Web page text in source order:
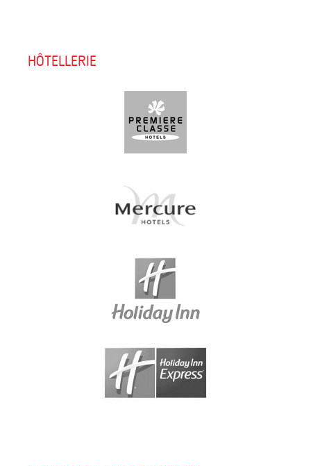
HÔTELLERIE